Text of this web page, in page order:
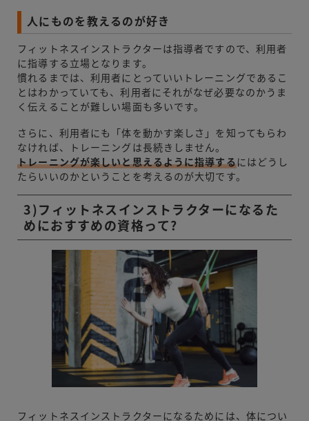
人にものを教えるのが好き
フィットネスインストラクターは指導者ですので、利用者
に指導する立場となります。
慣れるまでは、利用者にとっていいトレーニングであるこ
とはわかっていても、利用者にそれがなぜ必要なのかうま
く伝えることが難しい場面も多いです。
さらに、利用者にも「体を動かす楽しさ」を知ってもらわ
なければ、トレーニングは長続きしません。
トレーニングが楽しいと思えるように指導するにはどうし
たらいいのかということを考えるのが大切です。
3)フィットネスインストラクターになるた
めにおすすめの資格って?
フィットネスインストラクターになるためには、体につい